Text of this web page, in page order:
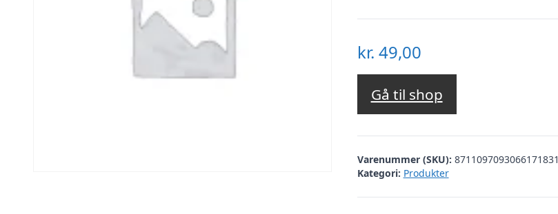
kr. 49,00
Gå til shop
Varenummer (SKU): 8711097093066171831
Kategori: Produkter